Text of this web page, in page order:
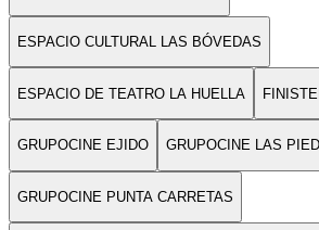
ESPACIO CULTURAL LAS BÓVEDAS
ESPACIO DE TEATRO LA HUELLA
GRUPOCINE EJIDO GRUPOCINE LAS
GRUPOCINE PUNTA CARRETAS